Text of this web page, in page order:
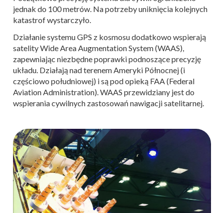
jednak do 100 metrów. Na potrzeby uniknięcia kolejnych
katastrof wystarczyło.
Działanie systemu GPS z kosmosu dodatkowo wspierają
satelity Wide Area Augmentation System (WAAS),
zapewniając niezbędne poprawki podnoszące precyzję
układu. Działają nad terenem Ameryki Północnej (i
częściowo południowej) i są pod opieką FAA (Federal
Aviation Administration). WAAS przewidziany jest do
wspierania cywilnych zastosowań nawigacji satelitarnej.